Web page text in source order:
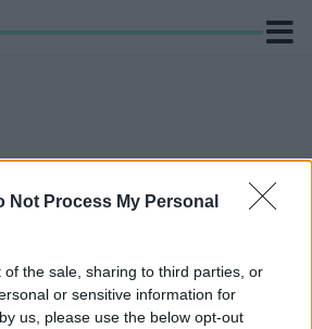
Not Process My Personal
of the sale, sharing to third parties, or
or sensitive information for
us, please use the below opt-out
cimkével ellátva.
IS GYŰJTIK AZ
OSTFFYASSZONYFÁN
HÁZ LAKÓINAK